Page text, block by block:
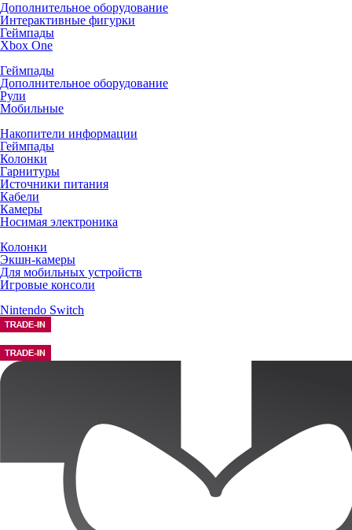
Дополнительное оборудование
Интерактивные фигурки
Геймпады
Xbox One
Геймпады
Дополнительное оборудование
Рули
Мобильные
Накопители информации
Геймпады
Колонки
Гарнитуры
Источники питания
Кабели
Камеры
Носимая электроника
Колонки
Экшн-камеры
Для мобильных устройств
Игровые консоли
Nintendo Switch